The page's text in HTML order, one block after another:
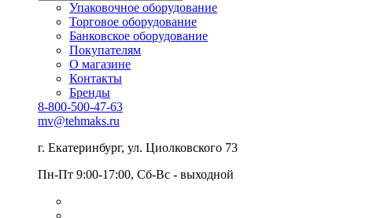
Упаковочное оборудование
Торговое оборудование
Банковское оборудование
Покупателям
О магазине
Контакты
Бренды
8-800-500-47-63
mv@tehmaks.ru
г. Екатеринбург, ул. Циолковского 73
Пн-Пт 9:00-17:00, Сб-Вс - выходной